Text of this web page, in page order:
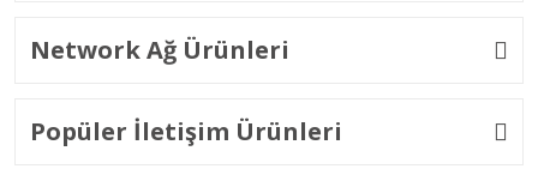
Network Ağ Ürünleri
Popüler İletişim Ürünleri